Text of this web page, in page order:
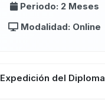
Periodo: 2 Meses
Modalidad: Online
Expedición del Diploma